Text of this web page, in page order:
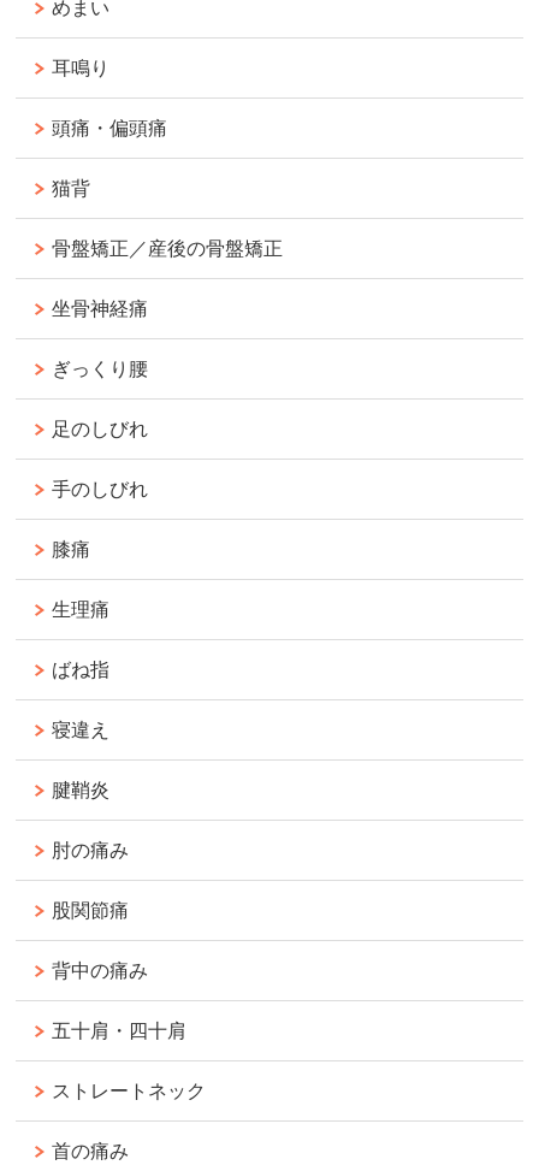
めまい
耳鳴り
頭痛・偏頭痛
猫背
骨盤矯正／産後の骨盤矯正
坐骨神経痛
ぎっくり腰
足のしびれ
手のしびれ
膝痛
生理痛
ばね指
寝違え
腱鞘炎
肘の痛み
股関節痛
背中の痛み
五十肩・四十肩
ストレートネック
首の痛み